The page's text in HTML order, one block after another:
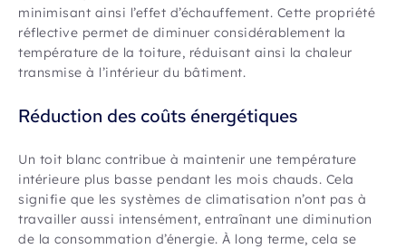
minimisant ainsi l’effet d’échauffement. Cette propriété
réflective permet de diminuer considérablement la
température de la toiture, réduisant ainsi la chaleur
transmise à l’intérieur du bâtiment.
Réduction des coûts énergétiques
Un toit blanc contribue à maintenir une température
intérieure plus basse pendant les mois chauds. Cela
signifie que les systèmes de climatisation n’ont pas à
travailler aussi intensément, entraînant une diminution
de la consommation d’énergie. À long terme, cela se